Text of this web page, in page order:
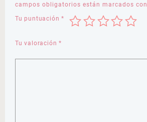
campos obligatorios están marcados con
Tu puntuación*
Tu valoración*